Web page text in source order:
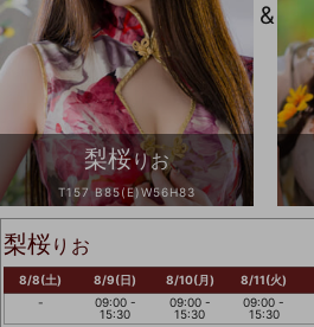
梨桜りお
T157 B85(E)W56H83
&
梨桜りお
8/8(土)
-
8/9(日)
09:00 -
15:30
8/10(月)
09:00 -
15:30
8/11(火)
09:00 -
15:30